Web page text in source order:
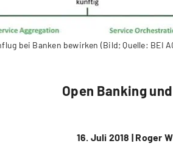
bei Banken bewirken (Bild; Quelle: BEI
Open Banking
16. Juli 2018 | Roger